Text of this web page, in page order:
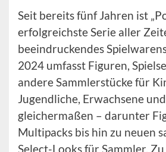
Seit bereits fünf Jahren ist
erfolgreichste Serie aller
beeindruckendes
2024 umfasst Figuren,
andere Sammlerstücke für
Jugendliche, Erwachsene
gleichermaßen – darunter
Multipacks bis hin zu neuen
Select-Looks für Sammler.